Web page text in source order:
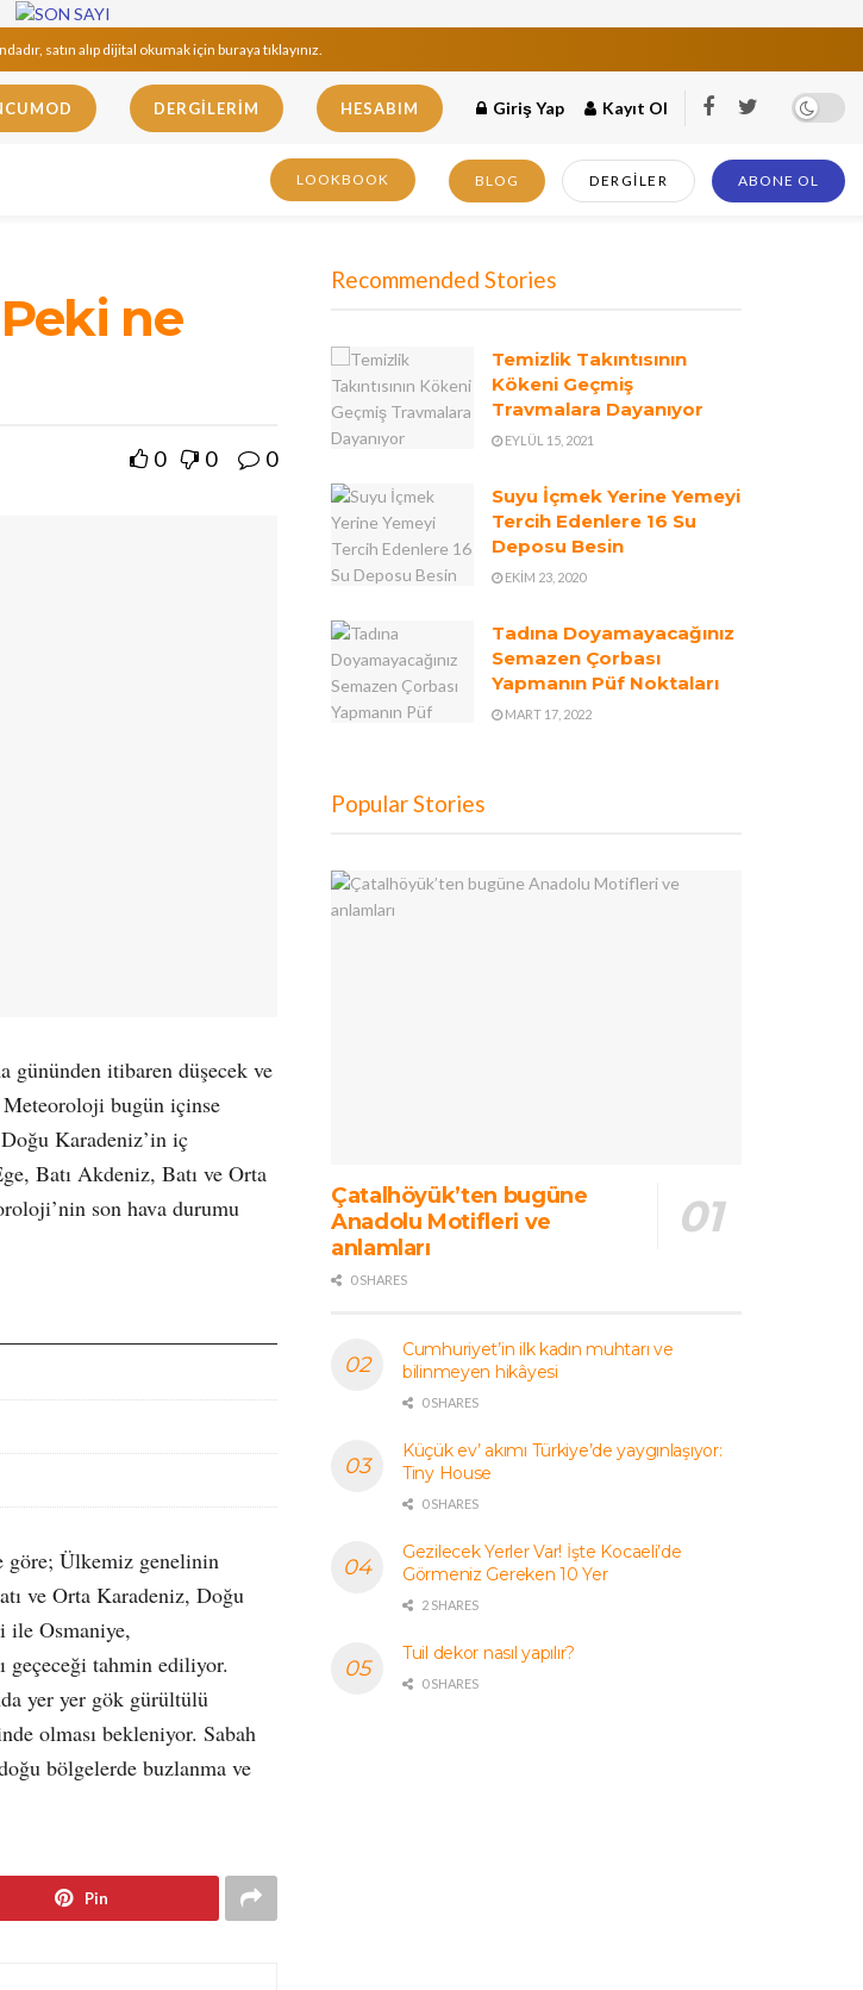
satın alıp dijital okumak için buraya tıklayınız.
DERGILERIM HESABIM Giriş Yap Kayıt Ol
LOOKBOOK BLOG DERGILER ABONE OL
ne
0 0 0
gününden itibaren düşecek ve
Meteoroloji bugün içinse
Karadeniz’in iç
Batı Akdeniz, Batı ve Orta
son hava durumu
göre; Ülkemiz genelinin
ve Orta Karadeniz, Doğu
ile Osmaniye,
geçeceği tahmin ediliyor.
yer yer gök gürültülü
olması bekleniyor. Sabah
bölgelerde buzlanma ve
Pin
Recommended Stories
Temizlik Takıntısının
Kökeni Geçmiş
Travmalara Dayanıyor
EYLÜL 15, 2021
Suyu İçmek Yerine Yemeyi
Tercih Edenlere 16 Su
Deposu Besin
EKIM 23, 2020
Tadına Doyamayacağınız
Semazen Çorbası
Yapmanın Püf Noktaları
MART 17, 2022
Popular Stories
Çatalhöyük’ten bugüne
Anadolu Motifleri ve
anlamları
0 SHARES
Cumhuriyet’in ilk kadın muhtarı ve
bilinmeyen hikâyesi
0 SHARES
Küçük ev’ akımı Türkiye’de yaygınlaşıyor:
Tiny House
0 SHARES
Gezilecek Yerler Var! İşte Kocaeli’de
Görmeniz Gereken 10 Yer
2 SHARES
Tuil dekor nasıl yapılır?
0 SHARES